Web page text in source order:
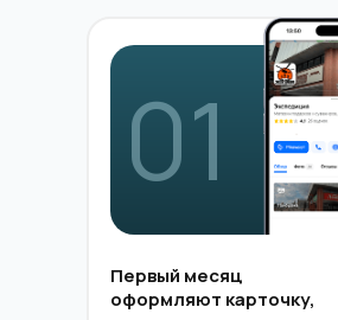
01
Первый месяц
оформляют карточку,